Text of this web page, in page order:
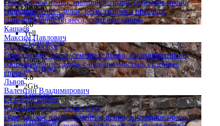
Гражданское право, жилищное право, семейное право,
сопровождение сделок, регистрация и правовое
сопровождение бизнеса, судебные споры
Кашаев
Максим Павлович
Старший юрист
Гражданское право, семейное право, жилищное право,
сопровождение сделок с недвижимостью, судебные
споры
Львов
Валентин Владимирович
Старший юрист
Кандидат юридических наук
Гражданское право, семейное право, жилищное право,
Яндекс
235 отзывов
5.0
Yell
212 отзывов
4.9
Google
52 отзыва
4.6
2Gis
3 отзыва
5.0
Zoon
9 отзывов